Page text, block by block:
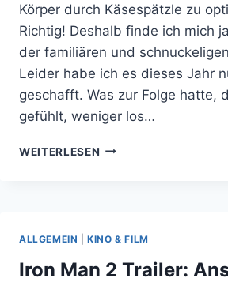
Körper durch Käsespätzle zu
Richtig! Deshalb finde ich mich
der familiären und
Leider habe ich es dieses Jahr
geschafft. Was zur Folge hatte,
gefühlt, weniger los…
WEITERLESEN FEENCON
ALLGEMEIN |KINO & FILM
Iron Man 2 Trailer: